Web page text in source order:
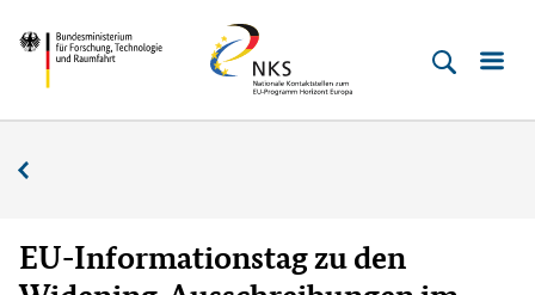
zum
Inhalt
(Eingabetaste)
zum
Hauptmenu
(Eingabetaste)
zur
Suche
(Eingabetaste)
zur
Fußleiste
(Enter)
Bundesministerium
Technologie
Raumfahrt
Horizont
Europa
EU-Informationstag zu den